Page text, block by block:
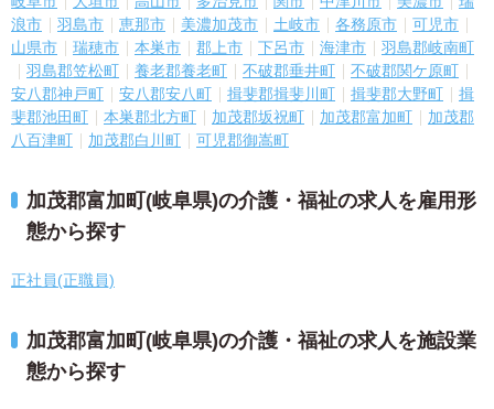
浪市
羽島市 恵那市 美濃加茂市 土岐市 各務原市
可児市
山県市
瑞穂市 本巣市 郡上市 下呂市 海津市
羽島郡岐南町
羽島郡笠松町
養老郡養老町 不破郡垂井町
不破郡関ケ原町
安八郡神戸町
安八郡安八町 揖斐郡揖斐川町 揖斐郡大野町
揖
斐郡池田町
本巣郡北方町 加茂郡坂祝町 加茂郡富加町
加茂郡
八百津町
加茂郡白川町 可児郡御嵩町
加茂郡富加町(岐阜県)の介護・福祉の求人を雇用形
態から探す
正社員(正職員)
加茂郡富加町(岐阜県)の介護・福祉の求人を施設業
態から探す